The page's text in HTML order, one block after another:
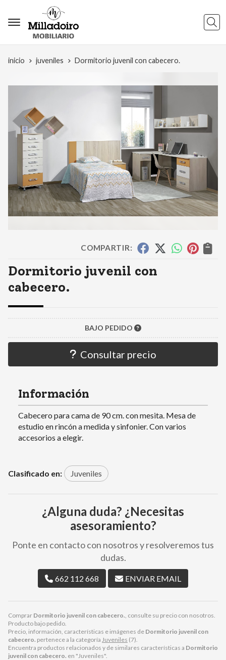
inicio juveniles Dormitorio juvenil con cabecero.
COMPARTIR:
Dormitorio juvenil con
cabecero.
BAJO PEDIDO
Consultar precio
Comprar Dormitorio juvenil con cabecero. , consulte su precio con nosotros.
Producto bajo pedido.
Precio, información, características e imágenes de Dormitorio juvenil con
cabecero. pertenece a la categoría Juveniles (7).
Encuentra productos relacionados y de similares características a Dormitorio
juvenil con cabecero. en "Juveniles".
Información
Cabecero para cama de 90 cm. con mesita. Mesa de
estudio en rincón a medida y sinfonier. Con varios
accesorios a elegir.
Clasificado en: Juveniles
¿Alguna duda? ¿Necesitas
asesoramiento?
Ponte en contacto con nosotros y resolveremos tus
dudas.
662 112 668 ENVIAR EMAIL